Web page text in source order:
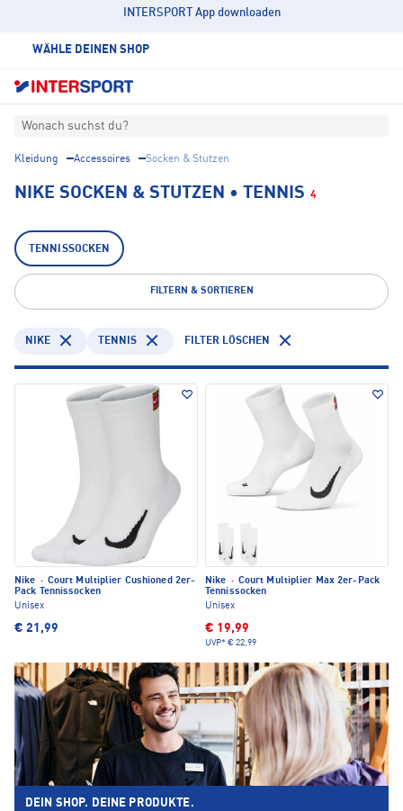
INTERSPORT App downloaden
WÄHLE DEINEN SHOP
Wonach suchst du?
Kleidung Accessoires Socken & Stutzen
NIKE SOCKEN & STUTZEN • TENNIS 4
TENNISSOCKEN
FILTERN & SORTIEREN
NIKE TENNIS FILTER LÖSCHEN
Nike · Court Multiplier Cushioned 2er-
Pack Tennissocken
Unisex
€ 21,99
Nike · Court Multiplier Max 2er-Pack
Tennissocken
Unisex
€ 19,99
UVP* € 22,99
DEIN SHOP. DEINE PRODUKTE.